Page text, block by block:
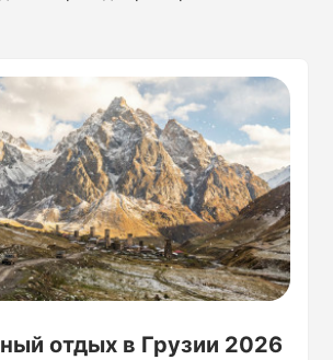
отдых в Грузии 2026